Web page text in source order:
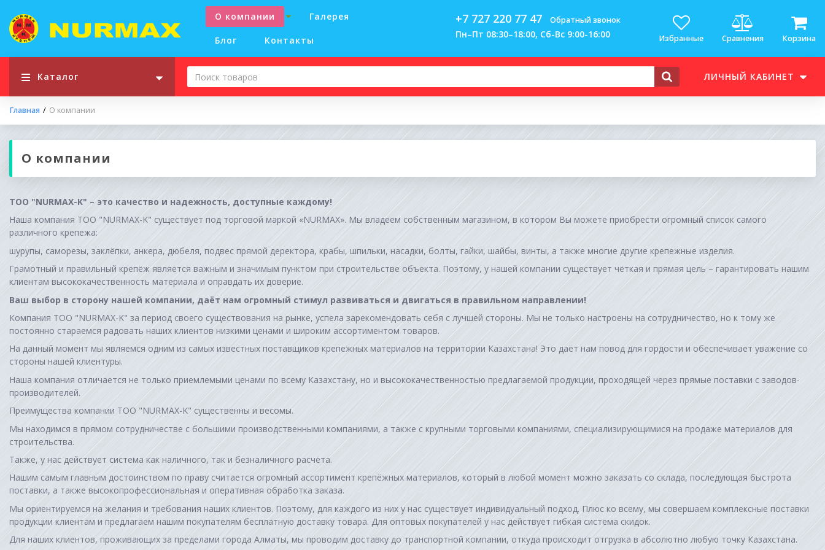
О компании Галерея
Блог Контакты
+7 727 220 77 47 Обратный звонок
Пн–Пт 08:30–18:00, Сб-Вс 9:00-16:00 Избранные Сравнения Корзина
Каталог ЛИЧНЫЙ КАБИНЕТ
Главная О компании
О компании
TOO "NURMAX-K" – это качество и надежность, доступные каждому!
Наша компания TOO "NURMAX-K" существует под торговой маркой «NURMAX». Мы владеем собственным магазином, в котором Вы можете приобрести огромный список самого
различного крепежа:
шурупы, саморезы, заклёпки, анкера, дюбеля, подвес прямой деректора, крабы, шпильки, насадки, болты, гайки, шайбы, винты, а также многие другие крепежные изделия.
Грамотный и правильный крепёж является важным и значимым пунктом при строительстве объекта. Поэтому, у нашей компании существует чёткая и прямая цель – гарантировать нашим
клиентам высококачественность материала и оправдать их доверие.
Ваш выбор в сторону нашей компании, даёт нам огромный стимул развиваться и двигаться в правильном направлении!
Компания TOO "NURMAX-K" за период своего существования на рынке, успела зарекомендовать себя с лучшей стороны. Мы не только настроены на сотрудничество, но к тому же
постоянно стараемся радовать наших клиентов низкими ценами и широким ассортиментом товаров.
На данный момент мы являемся одним из самых известных поставщиков крепежных материалов на территории Казахстана! Это даёт нам повод для гордости и обеспечивает уважение со
стороны нашей клиентуры.
Наша компания отличается не только приемлемыми ценами по всему Казахстану, но и высококачественностью предлагаемой продукции, проходящей через прямые поставки с заводов-
производителей.
Преимущества компании TOO "NURMAX-K" существенны и весомы.
Мы находимся в прямом сотрудничестве с большими производственными компаниями, а также с крупными торговыми компаниями, специализирующимися на продаже материалов для
строительства.
Также, у нас действует система как наличного, так и безналичного расчёта.
Нашим самым главным достоинством по праву считается огромный ассортимент крепёжных материалов, который в любой момент можно заказать со склада, последующая быстрота
поставки, а также высокопрофессиональная и оперативная обработка заказа.
Мы ориентируемся на желания и требования наших клиентов. Поэтому, для каждого из них у нас существует индивидуальный подход. Плюс ко всему, мы совершаем комплексные поставки
продукции клиентам и предлагаем нашим покупателям бесплатную доставку товара. Для оптовых покупателей у нас действует гибкая система скидок.
Для наших клиентов, проживающих за пределами города Алматы, мы проводим доставку до транспортной компании, откуда происходит отгрузка в абсолютно любую точку Казахстана.